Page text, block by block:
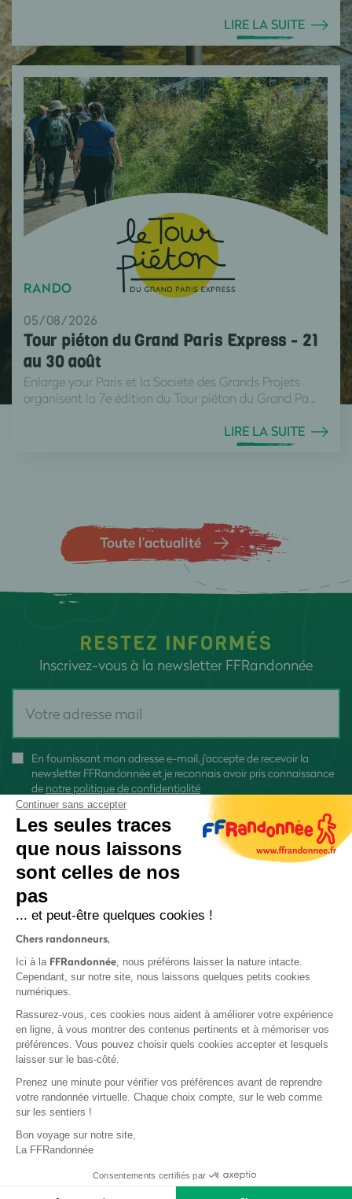
LIRE LA SUITE
RANDO
05/08/2026
Tour piéton du Grand Paris Express - 21
au 30 août
Enlarge your Paris et la Société des Grands Projets
organisent la 7e édition du Tour piéton du Grand Pa...
LIRE LA SUITE
Toute l’actualité
RESTEZ INFORMÉS
Inscrivez-vous à la newsletter FFRandonnée
En fournissant mon adresse e-mail, j'accepte de recevoir la
newsletter FFRandonnée et je reconnais avoir pris connaissance
de notre politique de confidentialité
Protection des données
Politique de confidentialité
Base documentaire
Continuer sans accepter
Les seules traces
que nous laissons
sont celles de nos
pas
... et peut-être quelques cookies !
Chers randonneurs,
Ici à la FFRandonnée, nous préférons laisser la nature intacte.
Cependant, sur notre site, nous laissons quelques petits cookies
numériques.
Rassurez-vous, ces cookies nous aident à améliorer votre expérience
en ligne, à vous montrer des contenus pertinents et à mémoriser vos
préférences. Vous pouvez choisir quels cookies accepter et lesquels
laisser sur le bas-côté.
Prenez une minute pour vérifier vos préférences avant de reprendre
votre randonnée virtuelle. Chaque choix compte, sur le web comme
sur les sentiers !
Bon voyage sur notre site,
La FFRandonnée
Consentements certifiés par